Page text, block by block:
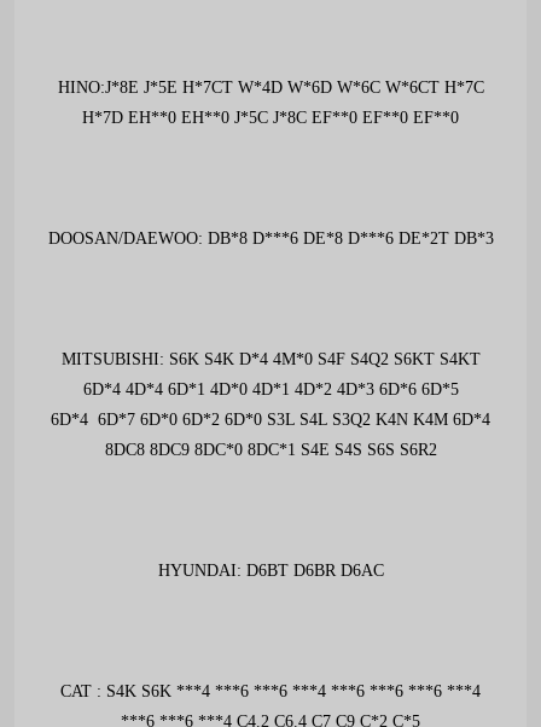
HINO:J*8E J*5E H*7CT W*4D W*6D W*6C W*6CT H*7C
H*7D EH**0 EH**0 J*5C J*8C EF**0 EF**0 EF**0
DOOSAN/DAEWOO: DB*8 D***6 DE*8 D***6 DE*2T DB*3
MITSUBISHI: S6K S4K D*4 4M*0 S4F S4Q2 S6KT S4KT
6D*4 4D*4 6D*1 4D*0 4D*1 4D*2 4D*3 6D*6 6D*5
6D*4 6D*7 6D*0 6D*2 6D*0 S3L S4L S3Q2 K4N K4M 6D*4
8DC8 8DC9 8DC*0 8DC*1 S4E S4S S6S S6R2
HYUNDAI: D6BT D6BR D6AC
CAT : S4K S6K ***4 ***6 ***6 ***4 ***6 ***6 ***6 ***4
***6 ***6 ***4 C4.2 C6.4 C7 C9 C*2 C*5